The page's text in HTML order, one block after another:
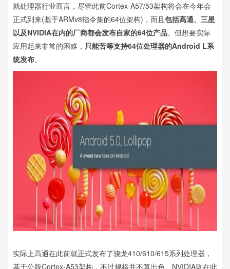
就处理器行业而言，尽管此前Cortex-A57/53架构将会在今年会
正式到来(基于ARMv8指令集的64位架构)，而且包括高通、三星
以及NVIDIA在内的厂商都会发布自家的64位产品。但想要实际
应用起来非常的困难， 只能苦等支持64位处理器的Android L系
统发布。
实际上高通在此前就正式发布了骁龙410/610/615系列处理器，
基于公版Cortex-A53架构，不过规格并不算出色。NVIDIA则在此